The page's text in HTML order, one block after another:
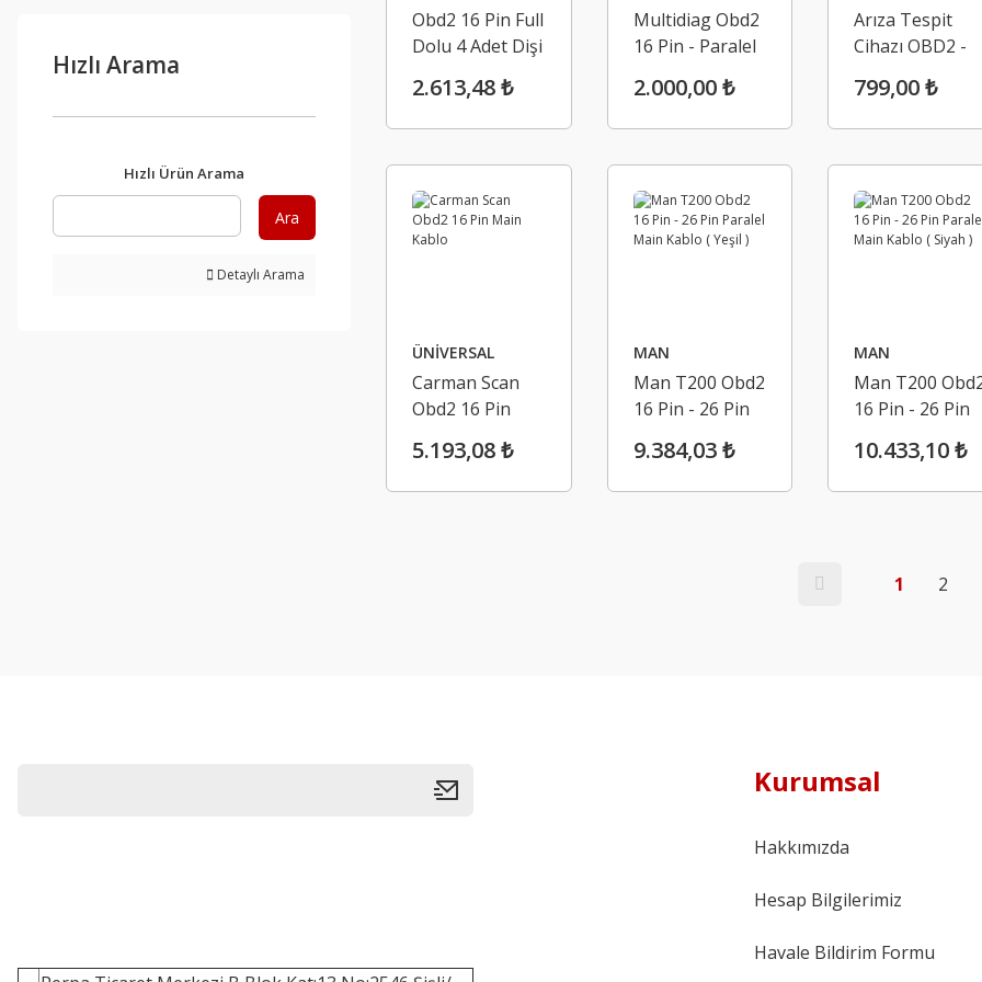
Hızlı Arama
Hızlı Ürün Arama
Ara
Detaylı Arama
Obd2 16 Pin Full
Dolu 4 Adet Dişi
2.613,48 ₺
Multidiag Obd2
16 Pin - Paralel
2.000,00 ₺
Arıza Tespit
Cihazı OBD2 -
Kablo (10
Metre)
799,00 ₺
ÜNİVERSAL
Carman Scan
Obd2 16 Pin
5.193,08 ₺
MAN
Man T200 Obd2
16 Pin - 26 Pin
Kablo ( Yeşil )
9.384,03 ₺
MAN
Man T200
16 Pin - 26 Pin
Kablo ( Siyah )
10.433,10 ₺
1 2
Kurumsal
Hakkımızda
Hesap Bilgilerimiz
Havale Bildirim Formu